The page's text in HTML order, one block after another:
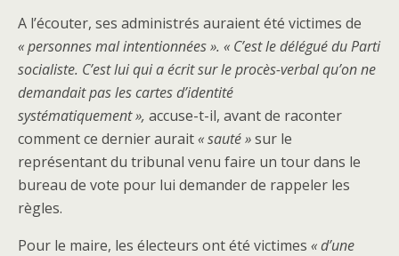
A l’écouter, ses administrés auraient été victimes de
« personnes mal intentionnées ». « C’est le délégué du Parti
socialiste. C’est lui qui a écrit sur le procès-verbal qu’on ne
demandait pas les cartes d’identité
systématiquement », accuse-t-il, avant de raconter
comment ce dernier aurait« sauté »sur le
représentant du tribunal venu faire un tour dans le
bureau de vote pour lui demander de rappeler les
règles.
Pour le maire, les électeurs ont été victimes « d’une